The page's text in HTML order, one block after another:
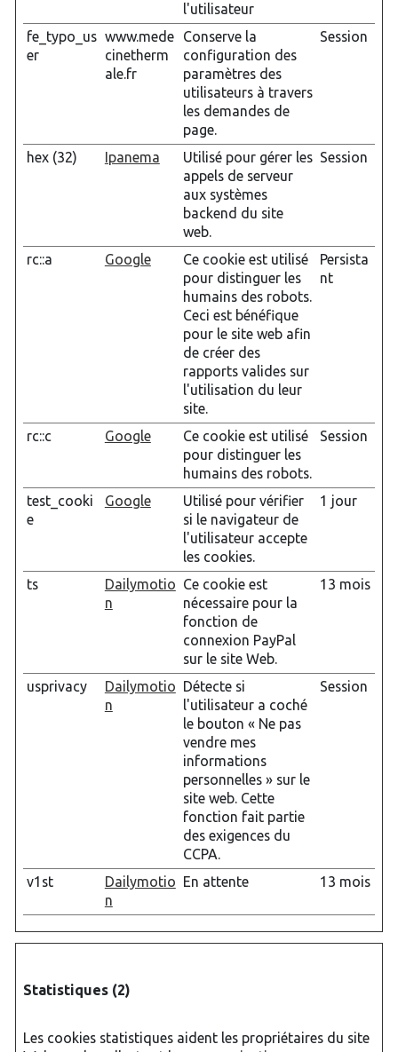
l'utilisateur
fe_typo_us
er
www.mede
cinetherm
ale.fr
Conserve la
configuration des
paramètres des
utilisateurs à travers
les demandes de
page.
Session
hex (32) Ipanema
Utilisé pour gérer les
appels de serveur
aux systèmes
backend du site
web.
Session
rc::a Google
Ce cookie est utilisé
pour distinguer les
humains des robots.
Ceci est bénéfique
pour le site web afin
de créer des
rapports valides sur
l'utilisation du leur
site.
Persista
nt
rc::c Google
Ce cookie est utilisé
pour distinguer les
humains des robots.
Session
test_cooki
e
Google
Utilisé pour vérifier
si le navigateur de
l'utilisateur accepte
les cookies.
1 jour
ts
Dailymotio
n
Ce cookie est
nécessaire pour la
fonction de
connexion PayPal
sur le site Web.
13 mois
usprivacy
Dailymotio
n
Détecte si
l'utilisateur a coché
le bouton « Ne pas
vendre mes
informations
personnelles » sur le
site web. Cette
fonction fait partie
des exigences du
CCPA.
Session
v1st
Dailymotio
n
En attente 13 mois
Statistiques (2)
Les cookies statistiques aident les propriétaires du site